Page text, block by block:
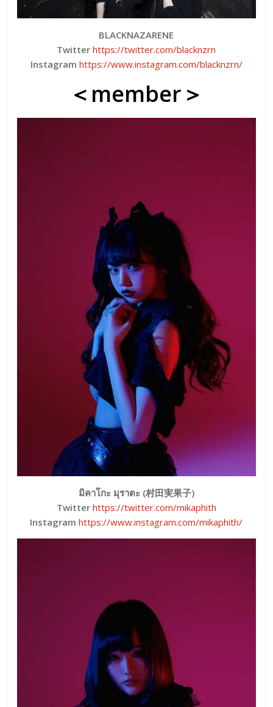
BLACKNAZARENE
Twitterhttps://twitter.com/blacknzrn
Instagram https://www.instagram.com/blacknzrn/
＜member＞
มิคาโกะ มุราตะ (村田実果子)
Twitter https://twitter.com/mikaphith
Instagram https://www.instagram.com/mikaphith/